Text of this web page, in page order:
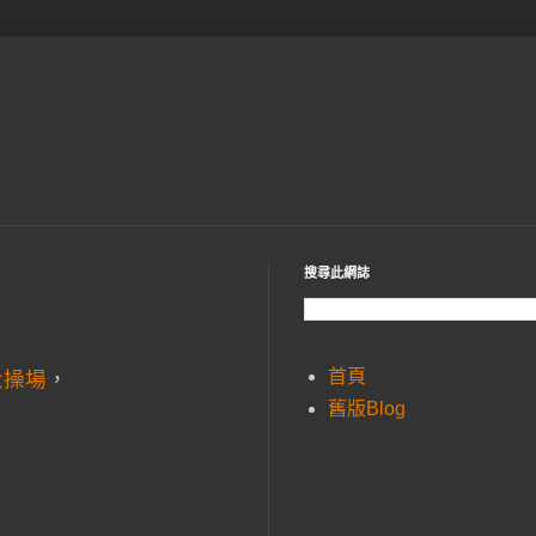
場 ，
搜尋此網誌
首頁
舊版Blog